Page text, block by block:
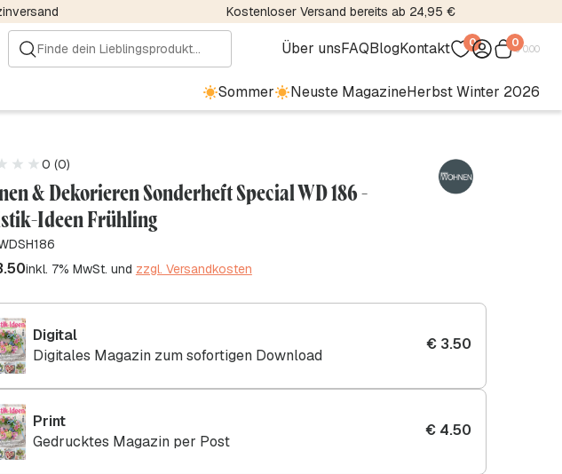
Kostenloser Versand bereits ab 24,95 €
Über unsFAQBlogKontakt 0 0€0.00
Sommer Neuste MagazineHerbst Winter 2026
0 (0)
& Dekorieren Sonderheft Special WD 186 -
Ideen Frühling
inkl. 7% MwSt. und zzgl. Versandkosten
Digital
Digitales Magazin zum sofortigen Download
€3.50
Print
Gedrucktes Magazin per Post
€4.50